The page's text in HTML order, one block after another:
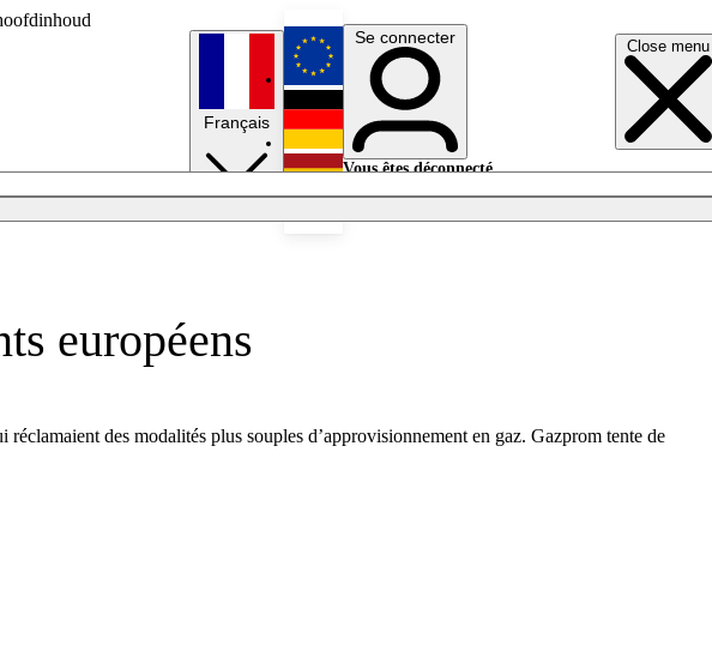
Close menu
Français
English
Deutsch
Se connecter
Vous êtes déconnecté.
européens
des modalités plus souples d’approvisionnement en gaz. Gazprom tente de